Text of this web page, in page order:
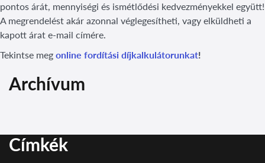
pontos árát, mennyiségi és ismétlődési kedvezményekkel együtt!
A megrendelést akár azonnal véglegesítheti, vagy elküldheti a
kapott árat e-mail címére.
Tekintse meg online fordítási díjkalkulátorunkat!
Archívum
Címkék